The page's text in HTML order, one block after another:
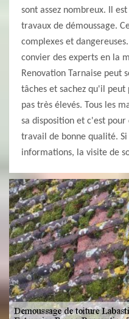
sont assez nombreux. Il
travaux de démoussage.
complexes et
convier des experts en la
Renovation Tarnaise peut
tâches et sachez qu'il
pas très élevés. Tous les
sa disposition et c'est
travail de bonne qualité.
informations, la visite de